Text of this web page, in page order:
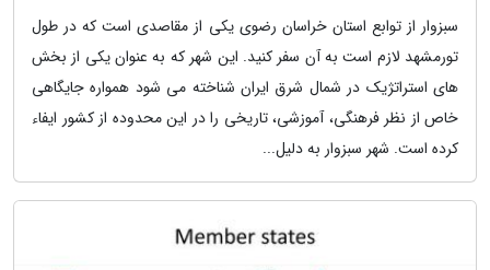
سبزوار از توابع استان خراسان رضوی یکی از مقاصدی است که در طول
تورمشهد لازم است به آن سفر کنید. این شهر که به عنوان یکی از بخش
های استراتژیک در شمال شرق ایران شناخته می شود همواره جایگاهی
خاص از نظر فرهنگی، آموزشی، تاریخی را در این محدوده از کشور ایفاء
کرده است. شهر سبزوار به دلیل...